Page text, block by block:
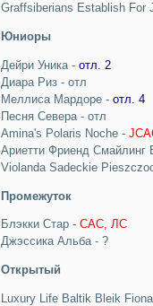
Graffsiberians Establish For
Юниоры
Дейри Уника -отл. 2
Диара Риз - отл
Меллиса Мардоре -отл. 4
Песня Севера - отл
Amina's Polaris Noche -
Ариетти Фриенд Смайлинг
Violanda Sadeckie
Промежуток
Блэкки Стар -САС, ЛС
Джэссика Альба - ?
Открытый
Luxury Life Baltik Bleik